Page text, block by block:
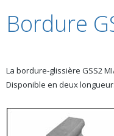
Bordure
La bordure-glissière GSS2
Disponible en deux